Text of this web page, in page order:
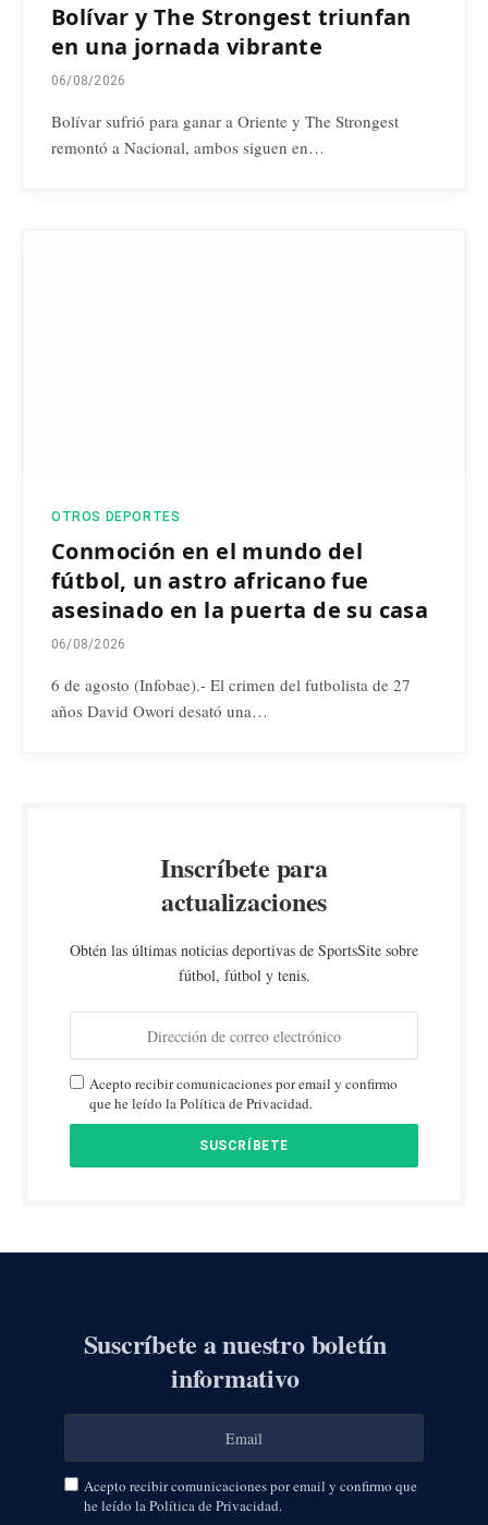
Bolívar y The Strongest triunfan
en una jornada vibrante
06/08/2026
Bolívar sufrió para ganar a Oriente y The Strongest
remontó a Nacional, ambos siguen en…
OTROS DEPORTES
Conmoción en el mundo del
fútbol, un astro africano fue
asesinado en la puerta de su casa
06/08/2026
6 de agosto (Infobae).- El crimen del futbolista de 27
años David Owori desató una…
Inscríbete para
actualizaciones
Obtén las últimas noticias deportivas de SportsSite sobre
fútbol, fútbol y tenis.
Acepto recibir comunicaciones por email y confirmo
que he leído la Política de Privacidad.
Suscríbete a nuestro boletín
informativo
Acepto recibir comunicaciones por email y confirmo que
he leído la Política de Privacidad.